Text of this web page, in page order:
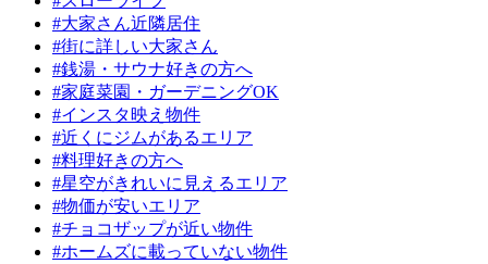
#大家さん近隣居住
#街に詳しい大家さん
#銭湯・サウナ好きの方へ
#家庭菜園・ガーデニングOK
#インスタ映え物件
#近くにジムがあるエリア
#料理好きの方へ
#星空がきれいに見えるエリア
#物価が安いエリア
#チョコザップが近い物件
#ホームズに載っていない物件